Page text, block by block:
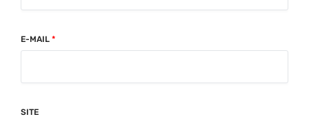
E-MAIL *
SITE